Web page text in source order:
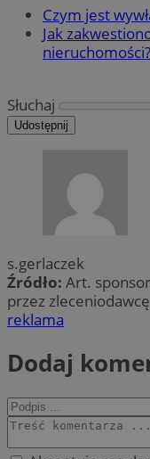
Czym jest
Jak
nieruchomości?
Słuchaj
Udostępnij
s.gerlaczek
Źródło: Art.
przez zleceniodawcę
reklama
Dodaj